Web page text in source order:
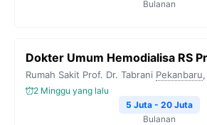
Bulanan
Dokter Umum Hemodialisa RS
Rumah Sakit Prof. Dr. Tabrani Pekanbaru,
2 Minggu yang lalu
5 Juta - 20 Juta
Bulanan